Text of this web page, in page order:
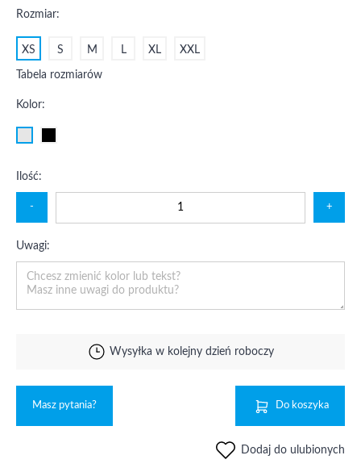
Rozmiar:
XS S M L XL XXL
Tabela rozmiarów
Kolor:
Ilość:
- +
Uwagi:
Wysyłka w kolejny dzień roboczy
Masz pytania? Do koszyka
Dodaj do ulubionych